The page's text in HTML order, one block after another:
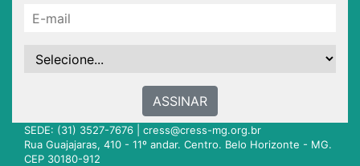
ASSINAR
SEDE: (31) 3527-7676 | cress@cress-mg.org.br
Rua Guajajaras, 410 - 11º andar. Centro. Belo Horizonte - MG.
CEP 30180-912